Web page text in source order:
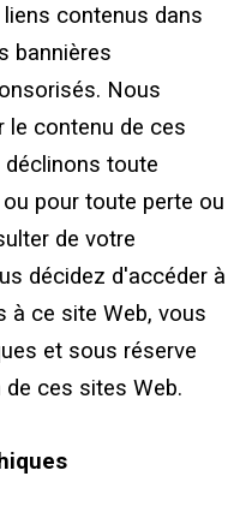
contenus dans
bannières
Nous
le contenu de ces
toute
pour toute perte ou
de votre
décidez d'accéder à
à ce site Web, vous
et sous réserve
ces sites Web.